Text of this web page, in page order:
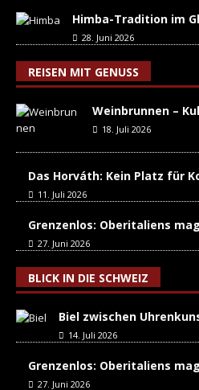
Himba-Tradition im
28. Juni 2026
REISEN MIT GENUSS
Weinbrunnen –
18. Juli 2026
Das Horváth: Kein Platz für
11. Juli 2026
Grenzenlos: Oberitaliens
27. Juni 2026
BLICK IN DIE SCHWEIZ
Biel zwischen
14. Juli 2026
Grenzenlos: Oberitaliens
27. Juni 2026